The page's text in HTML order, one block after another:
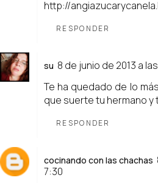
http://
RESPONDER
su 8 de junio de 2013 a
Te ha quedado de lo
que suerte tu hermano y
RESPONDER
cocinando con las chachas
7:30